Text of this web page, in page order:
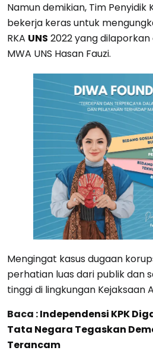
Namun demikian, Tim
bekerja keras untuk
RKA UNS 2022 yang
MWA UNS Hasan Fauzi.
Mengingat kasus dugaan
perhatian luas dari publik dan
tinggi di lingkungan Kejaksaan
Baca :Independensi KPK
Tata Negara Tegaskan
Terancam